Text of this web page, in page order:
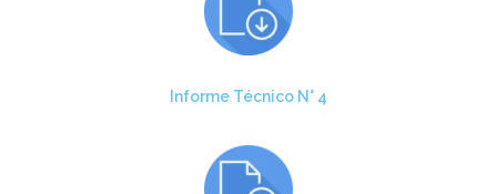
Informe Técnico N° 4